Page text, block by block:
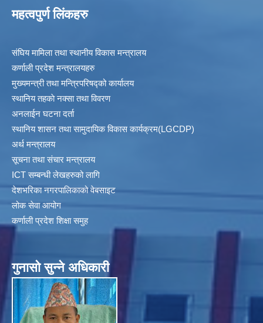
महत्वपुर्ण लिंकहरु
संघिय मामिला तथा स्थानीय विकास मन्त्रालय
कर्णाली प्रदेश मन्त्रालयहरु
मुख्यमन्त्री तथा मन्त्रिपरिषद्को कार्यालय
स्थानिय तहकाे नक्सा तथा विवरण
अनलाईन घटना दर्ता
स्थानिय शासन तथा सामुदायिक विकास कार्यक्रम(LGCDP)
अर्थ मन्त्रालय
सूचना तथा संचार मन्त्रालय
ICT सम्बन्धी लेखहरुको लागि
देशभरिका नगरपालिकाको वेबसाइट
लोक सेवा आयोग
कर्णाली प्रदेश शिक्षा समुह
गुनासाे सुन्ने अधिकारी